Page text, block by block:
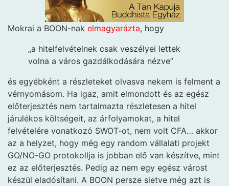
Mokrai a BOON-nak elmagyarázta, hogy
„a hitelfelvételnek csak veszélyei lettek
volna a város gazdálkodására nézve”
és egyébként a részleteket olvasva nekem is felment a
vérnyomásom. Ha igaz, amit elmondott és az egész
előterjesztés nem tartalmazta részletesen a hitel
járulékos költségeit, az árfolyamokat, a hitel
felvételére vonatkozó SWOT-ot, nem volt CFA… akkor
az a helyzet, hogy még egy random vállalati projekt
GO/NO-GO protokollja is jobban elő van készítve, mint
ez az előterjesztés. Pedig az nem egy egész várost
készül eladósítani. A BOON persze sietve még azt is